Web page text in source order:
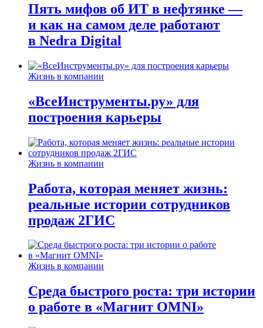
Пять мифов об ИТ в нефтянке —
и как на самом деле работают
в Nedra Digital
Жизнь в компании
«ВсеИнструменты.ру» для
построения карьеры
Жизнь в компании
Работа, которая меняет жизнь:
реальные истории сотрудников
продаж 2ГИС
Жизнь в компании
Среда быстрого роста: три истории
о работе в «Магнит OMNI»